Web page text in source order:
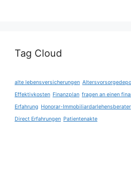
Tag Cloud
alte lebensversicherungen
Effektivkosten Finanzplan fragen an einen
Erfahrung Honorar-Immobiliardarlehensberater
Direct Erfahrungen Patientenakte